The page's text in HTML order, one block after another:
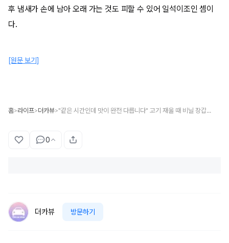
후 냄새가 손에 남아 오래 가는 것도 피할 수 있어 일석이조인 셈이
다.
[원문 보기]
홈>라이프>더카뷰> "같은 시간인데 맛이 완전 다릅니다" 고기 재울 때 비닐 장갑을 착용하는 게 훨씬 맛있습니다
0
더카뷰 방문하기